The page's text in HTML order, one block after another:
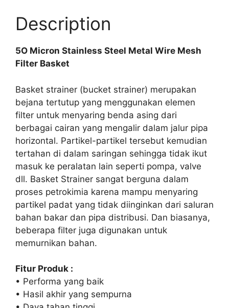
Description
5O Micron Stainless Steel Metal Wire Mesh
Filter Basket
Basket strainer (bucket strainer) merupakan
bejana tertutup yang menggunakan elemen
filter untuk menyaring benda asing dari
berbagai cairan yang mengalir dalam jalur pipa
horizontal. Partikel-partikel tersebut kemudian
tertahan di dalam saringan sehingga tidak ikut
masuk ke peralatan lain seperti pompa, valve
dll. Basket Strainer sangat berguna dalam
proses petrokimia karena mampu menyaring
partikel padat yang tidak diinginkan dari saluran
bahan bakar dan pipa distribusi. Dan biasanya,
beberapa filter juga digunakan untuk
memurnikan bahan.
Fitur Produk :
• Performa yang baik
• Hasil akhir yang sempurna